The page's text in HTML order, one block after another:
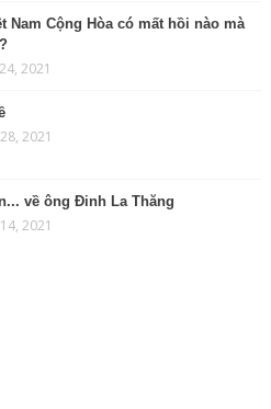
Nam Cộng Hòa có mất hồi nào mà
2021
2021
về ông Đinh La Thăng
2021